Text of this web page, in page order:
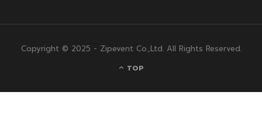
Copyright © 2025 - Zipevent Co.,Ltd. All Rights Reserved.
TOP